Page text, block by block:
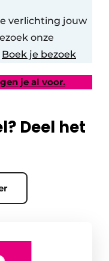
verlichting jouw
onze
Boek je bezoek
je al voor.
Deel het